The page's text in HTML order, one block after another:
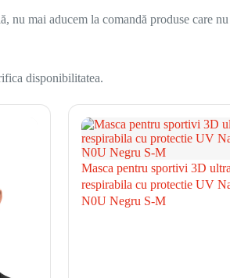
nu mai aducem la comandă produse care
disponibilitatea.
Masca pentru sportivi 3D ultra
respirabila cu protectie UV
N0U Negru S-M